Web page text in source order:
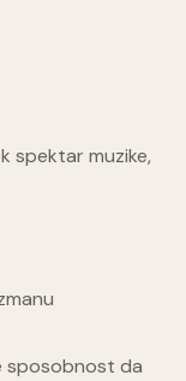
spektar muzike,
sposobnost da